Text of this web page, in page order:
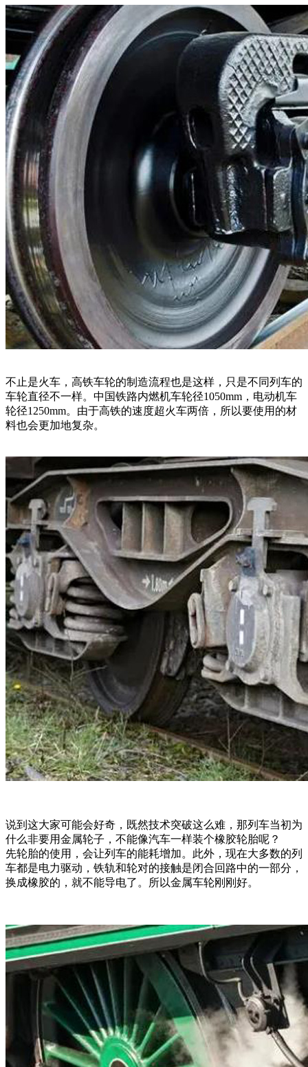
不止是火车，高铁车轮的制造流程也是这样，只是不同列车的
车轮直径不一样。中国铁路内燃机车轮径1050mm，电动机车
轮径1250mm。由于高铁的速度超火车两倍，所以要使用的材
料也会更加地复杂。
说到这大家可能会好奇，既然技术突破这么难，那列车当初为
什么非要用金属轮子，不能像汽车一样装个橡胶轮胎呢？
先轮胎的使用，会让列车的能耗增加。此外，现在大多数的列
车都是电力驱动，铁轨和轮对的接触是闭合回路中的一部分，
换成橡胶的，就不能导电了。所以金属车轮刚刚好。